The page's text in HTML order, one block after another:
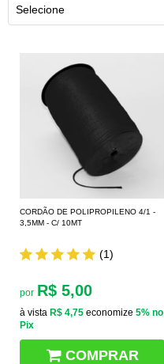
Selecione
CORDÃO DE POLIPROPILENO 4/1 -
3,5MM - C/ 10MT
(1)
por R$ 5,00
à vista R$ 4,75 economize 5% no
Pix
COMPRAR